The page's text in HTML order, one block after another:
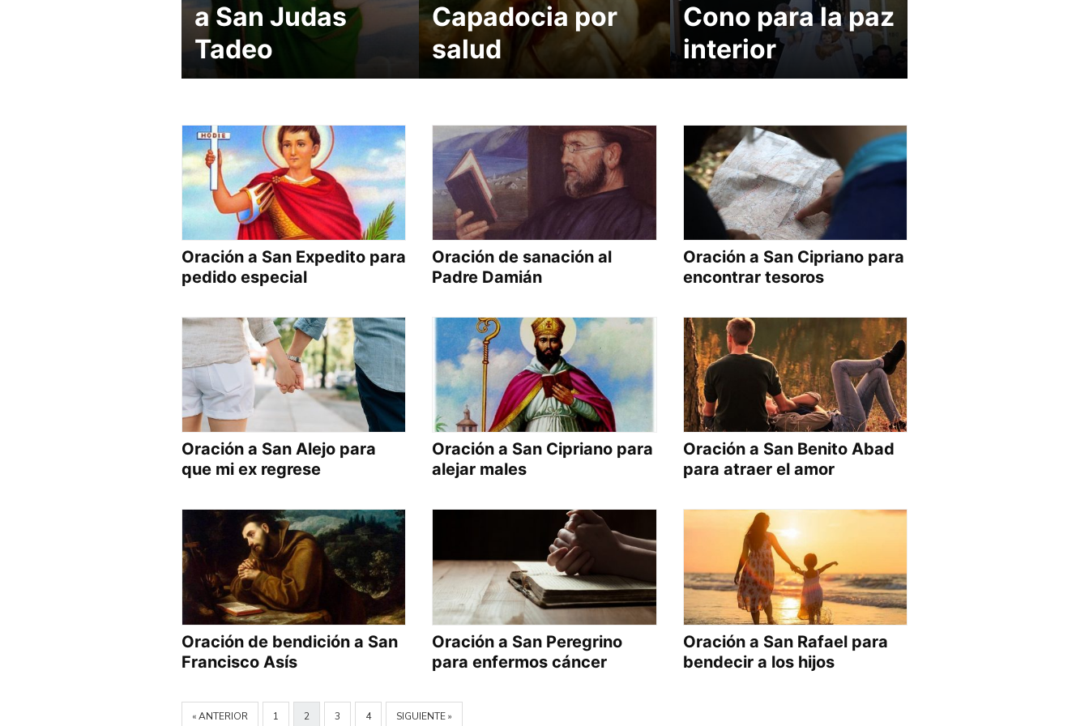
a San Judas
Tadeo
Capadocia por
salud
Cono para la paz
interior
Oración a San Expedito para
pedido especial
Oración de sanación al
Padre Damián
Oración a San Cipriano para
encontrar tesoros
Oración a San Alejo para
que mi ex regrese
Oración a San Cipriano para
alejar males
Oración a San Benito Abad
para atraer el amor
Oración de bendición a San
Francisco Asís
Oración a San Peregrino
para enfermos cáncer
Oración a San Rafael para
bendecir a los hijos
« ANTERIOR 1 2 3 4 SIGUIENTE »